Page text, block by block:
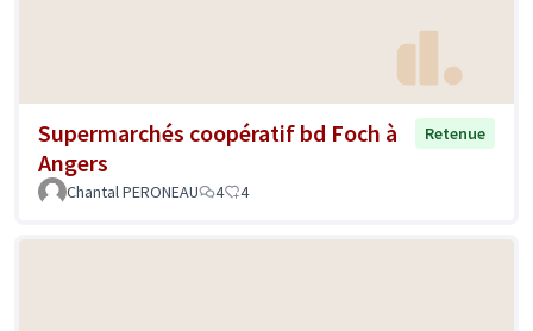
Supermarchés coopératif bd Foch à
Angers
Retenue
Chantal PERONEAU 4 4